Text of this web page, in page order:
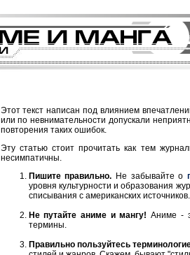
Этот текст написан под влиянием
или по невнимательности допускали
повторения таких ошибок.
Эту статью стоит прочитать как тем
несимпатичны.
Пишите правильно. Не забывайте о
уровня культурности и образования
списывания с американских
Не путайте аниме и мангу! Аниме -
термины.
Правильно пользуйтесь